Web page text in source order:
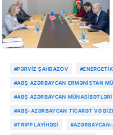
#PƏRVIZ ŞAHBAZOV
#ABŞ AZƏRBAYCAN ERMƏNISTAN
#ABŞ AZƏRBAYCAN MÜNASIBƏTLƏRI
#ABŞ-AZƏRBAYCAN TICARƏT VƏ
#TRIPP LAYIHƏSI